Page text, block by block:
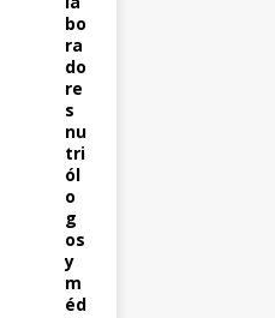
bo
ra
do
re
s
nu
tri
ól
o
g
os
y
m
éd